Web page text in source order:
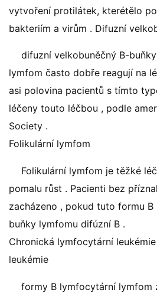
vytvoření protilátek, kterétělo
bakteriím a virům . Difuzní
difuzní velkobuněčný B-
lymfom často dobře reagují na
asi polovina pacientů s tímto
léčeny touto léčbou , podle
Society .
Folikulární lymfom
Folikulární lymfom je těžké
pomalu růst . Pacienti bez
zacházeno , pokud tuto formu B
buňky lymfomu difúzní B .
Chronická lymfocytární
leukémie
formy B lymfocytární lymfom